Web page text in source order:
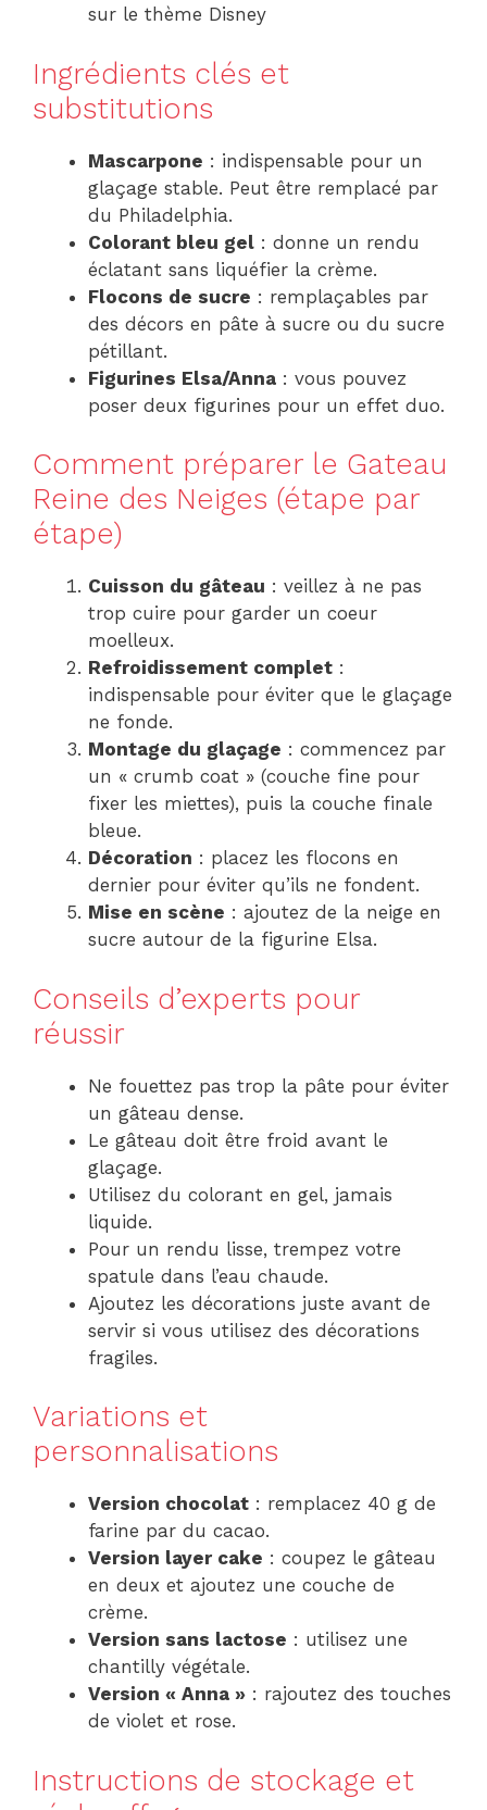
sur le thème Disney
Ingrédients clés et
substitutions
Mascarpone : indispensable pour un
glaçage stable. Peut être remplacé par
du Philadelphia.
Colorant bleu gel : donne un rendu
éclatant sans liquéfier la crème.
Flocons de sucre : remplaçables par
des décors en pâte à sucre ou du sucre
pétillant.
Figurines Elsa/Anna : vous pouvez
poser deux figurines pour un effet duo.
Comment préparer le Gateau
Reine des Neiges (étape par
étape)
Cuisson du gâteau : veillez à ne pas
trop cuire pour garder un coeur
moelleux.
Refroidissement complet :
indispensable pour éviter que le glaçage
ne fonde.
Montage du glaçage : commencez par
un « crumb coat » (couche fine pour
fixer les miettes), puis la couche finale
bleue.
Décoration : placez les flocons en
dernier pour éviter qu’ils ne fondent.
Mise en scène : ajoutez de la neige en
sucre autour de la figurine Elsa.
Conseils d’experts pour
réussir
Ne fouettez pas trop la pâte pour éviter
un gâteau dense.
Le gâteau doit être froid avant le
glaçage.
Utilisez du colorant en gel, jamais
liquide.
Pour un rendu lisse, trempez votre
spatule dans l’eau chaude.
Ajoutez les décorations juste avant de
servir si vous utilisez des décorations
fragiles.
Variations et
personnalisations
Version chocolat : remplacez 40 g de
farine par du cacao.
Version layer cake : coupez le gâteau
en deux et ajoutez une couche de
crème.
Version sans lactose : utilisez une
chantilly végétale.
Version « Anna » : rajoutez des touches
de violet et rose.
Instructions de stockage et